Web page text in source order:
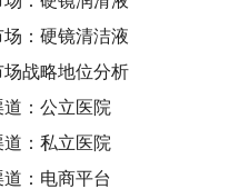
：硬镜清洁液
战略地位分析
：公立医院
：私立医院
：电商平台